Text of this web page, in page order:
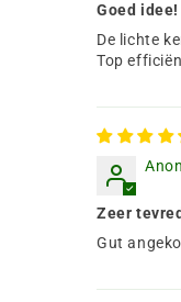
Goed idee!
De lichte
Top
Zeer
Gut